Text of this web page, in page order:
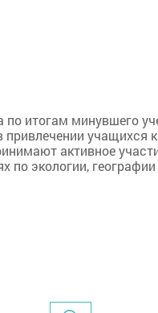
итогам минувшего
учащихся
активное
по экологии,